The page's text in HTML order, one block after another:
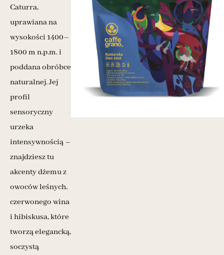
Caturra,
uprawiana na
wysokości 1400–
1800 m n.p.m. i
poddana obróbce
naturalnej. Jej
profil
sensoryczny
urzeka
intensywnością –
znajdziesz tu
akcenty dżemu z
owoców leśnych,
czerwonego wina
i hibiskusa, które
tworzą elegancką,
soczystą